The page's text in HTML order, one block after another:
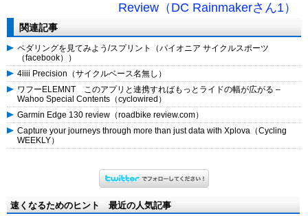
Review（DC Rainmakerさん1）
関連記事
ペダリングを見てみよう/スプリント（パイオニア サイクルスポーツ
（facebook））
4iiii Precision（サイクルベース名無し）
ワフーELEMNT このアプリと連携すればもっとライドの幅が広がる –
Wahoo Special Contents（cyclowired）
Garmin Edge 130 review（roadbike review.com）
Capture your journeys through more than just data with Xplova（Cycling
WEEKLY）
速くなるためのヒント 最近の人気記事